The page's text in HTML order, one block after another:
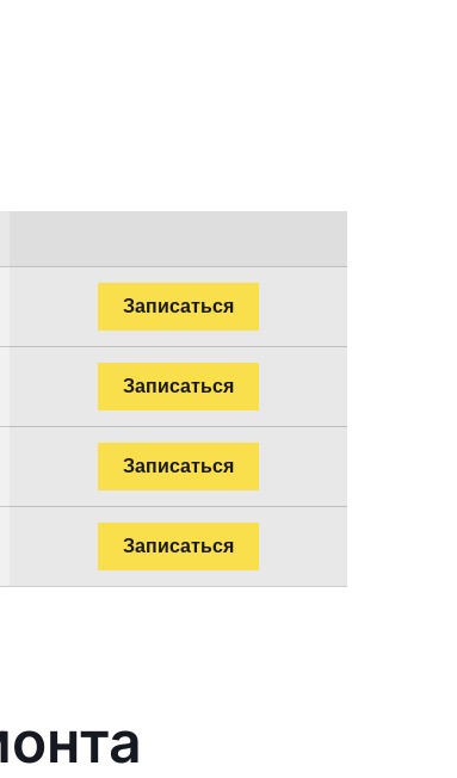
Записаться
Записаться
Записаться
Записаться